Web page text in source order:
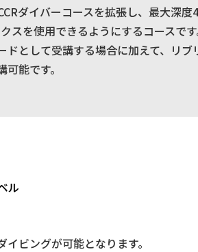
ダイバーコースを拡張し、最大深
を使用できるようにするコースです
ドとして受講する場合に加えて、リ
能です。
ビングが可能となります。